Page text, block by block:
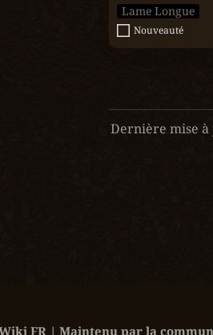
Lame Longue
Nouveauté
Dernière mise à
FR | Maintenu par la